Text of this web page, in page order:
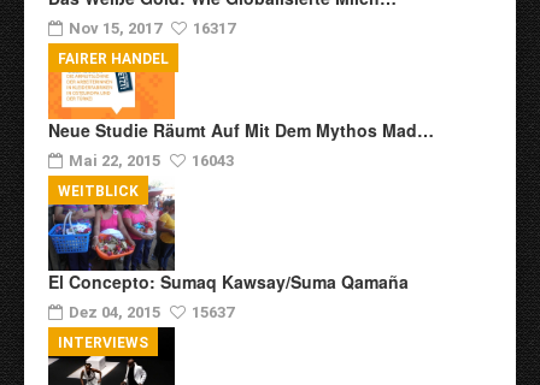
Nov 15, 2017 16317
Neue Studie Räumt Auf Mit Dem Mythos Mad…
Mai 22, 2015 16043
FAIRER HANDEL
El Concepto: Sumaq Kawsay/Suma Qamaña
Dez 04, 2015 15637
WEITBLICK
INTERVIEWS